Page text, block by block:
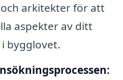
arkitekter för att
aspekter av ditt
bygglovet.